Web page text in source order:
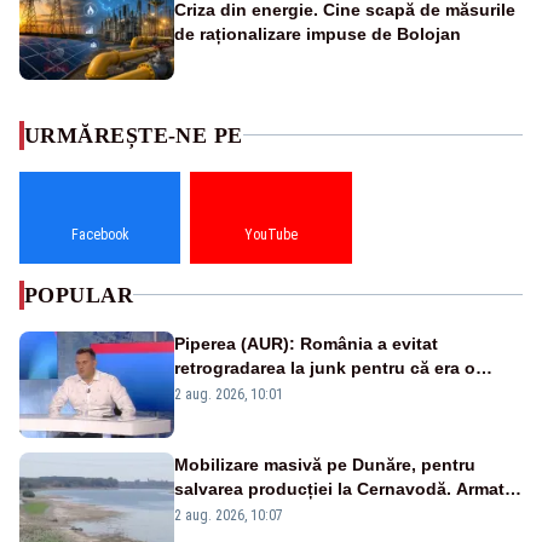
Criza din energie. Cine scapă de măsurile
de raționalizare impuse de Bolojan
URMĂREȘTE-NE PE
Facebook YouTube
POPULAR
Piperea (AUR): România a evitat
retrogradarea la junk pentru că era o
catastrofă pentru bănci și fondurile de
2 aug. 2026, 10:01
Mobilizare masivă pe Dunăre, pentru
salvarea producției la Cernavodă. Armata
va detona o stâncă și va devia apa
2 aug. 2026, 10:07